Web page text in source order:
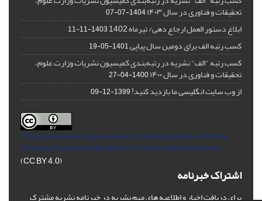
تحقیقات و فناوری در سال ۱۴۰۳ 1404-07-07
ابلاغ دستور العمل ارجاع دهی/ تیرماه 1402 1403-11-11
کسب رتبه الف برای دومین سال پیاپی1401-05-19
کسب رتبه "الف" نشریه در رتبه‌بندی کمیسیون نشریات وزارت علوم،
تحقیقات و فناوری در سال ۱۴۰۰ 1400-04-27
از وب سایت انگلیسی ما بازدید کنید!1399-12-09
This Journal is an open access Journal Licensedunder the
Creative Commons Attribution 4.0 International License
(CC BY 4.0)
اشتراک خبرنامه
برای دریافت اخبار و اطلاعیه های مهم نشریه در خبرنامه نشریه مشترک